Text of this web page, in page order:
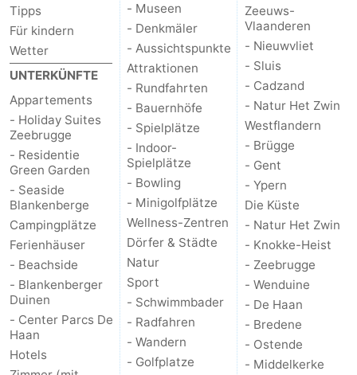
Tipps
Für kindern
Wetter
UNTERKÜNFTE
Appartements
- Holiday Suites
Zeebrugge
- Residentie
Green Garden
- Seaside
Blankenberge
Campingplätze
Ferienhäuser
- Beachside
- Blankenberger
Duinen
- Center Parcs De
Haan
Hotels
- Museen
- Denkmäler
- Aussichtspunkte
Attraktionen
- Rundfahrten
- Bauernhöfe
- Spielplätze
- Indoor-
Spielplätze
- Bowling
- Minigolfplätze
Wellness-Zentren
Dörfer & Städte
Natur
Sport
- Schwimmbader
- Radfahren
- Wandern
- Golfplatze
Zeeuws-
Vlaanderen
- Nieuwvliet
- Sluis
- Cadzand
- Natur Het Zwin
Westflandern
- Brügge
- Gent
- Ypern
Die Küste
- Natur Het Zwin
- Knokke-Heist
- Zeebrugge
- Wenduine
- De Haan
- Bredene
- Ostende
- Middelkerke